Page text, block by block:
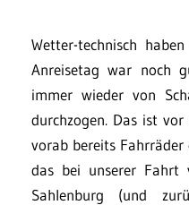
Wetter-technisch
Anreisetag war noch
immer wieder von
durchzogen. Das ist
vorab bereits
das bei unserer Fahrt
Sahlenburg (und